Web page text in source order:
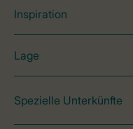
Inspiration
Lage
Spezielle Unterkünfte